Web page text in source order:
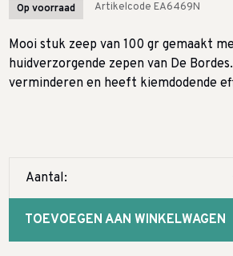
Op voorraad Artikelcode EA6469N
Mooi stuk zeep van 100 gr gemaakt
huidverzorgende zepen van De
verminderen en heeft kiemdodende
Aantal:
TOEVOEGEN AAN WINKELWAGEN